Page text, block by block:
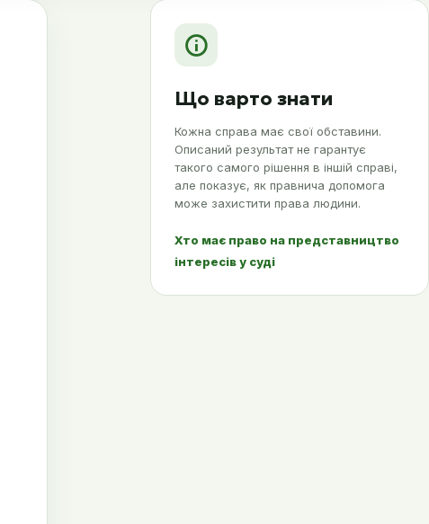
Що варто знати
Кожна справа має свої обставини.
Описаний результат не гарантує
такого самого рішення в іншій справі,
але показує, як правнича допомога
може захистити права людини.
Хто має право на представництво
інтересів у суді